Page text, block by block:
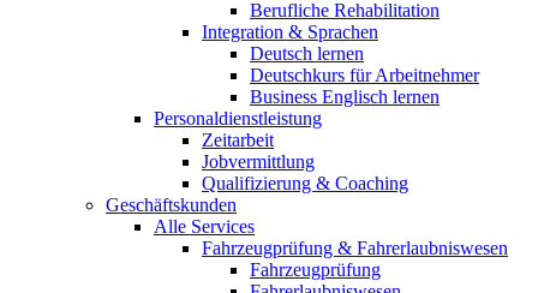
Berufliche Rehabilitation
Integration & Sprachen
Deutsch lernen
Deutschkurs für Arbeitnehmer
Business Englisch lernen
Personaldienstleistung
Zeitarbeit
Jobvermittlung
Qualifizierung & Coaching
Geschäftskunden
Alle Services
Fahrzeugprüfung & Fahrerlaubniswesen
Fahrzeugprüfung